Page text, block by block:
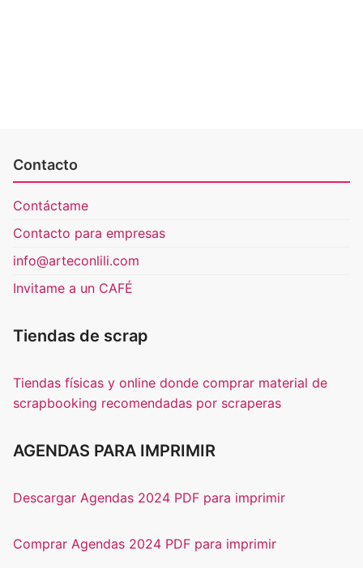
Contacto
Contáctame
Contacto para empresas
info@arteconlili.com
Invitame a un CAFÉ
Tiendas de scrap
Tiendas físicas y online donde comprar material de
scrapbooking recomendadas por scraperas
AGENDAS PARA IMPRIMIR
Descargar Agendas 2024 PDF para imprimir
Comprar Agendas 2024 PDF para imprimir